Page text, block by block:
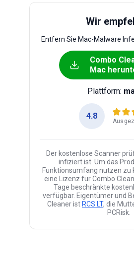
Wir
Entfern Sie Mac-Malware
Combo
Mac
Plattform:
4.8
Der kostenlose Scanner
infiziert ist. Um das
Funktionsumfang nutzen zu
eine Lizenz für Combo
Tage beschränkte
verfügbar. Eigentümer und
Cleaner ist RCS LT, die
PCRisk.